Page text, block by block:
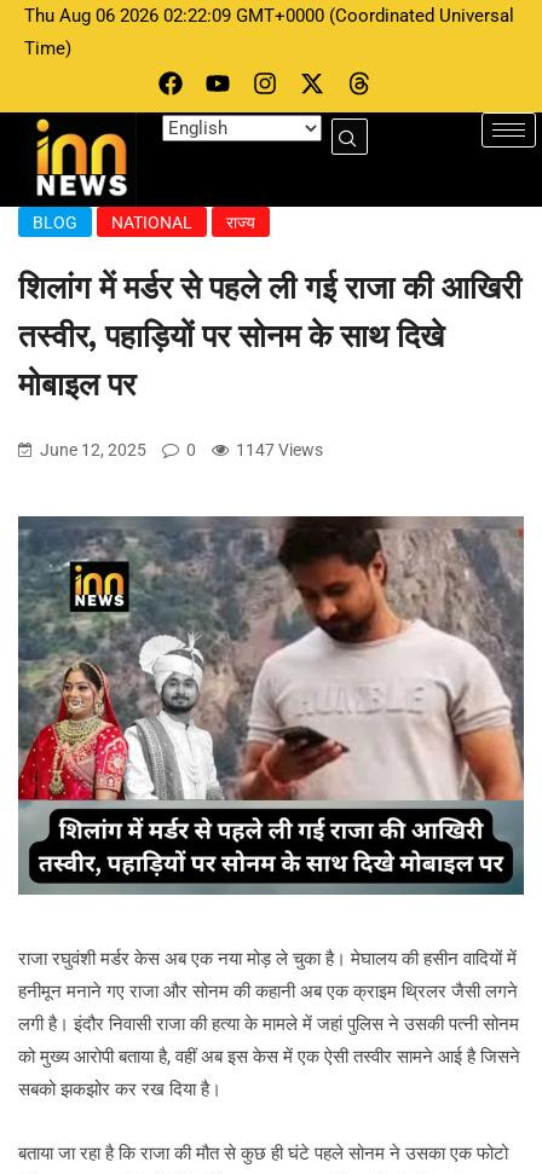
Thu Aug 06 2026 02:22:09 GMT+0000 (Coordinated Universal
Time)
BLOG NATIONAL राज्य
शिलांग में मर्डर से पहले ली गई राजा की आखिरी
तस्वीर, पहाड़ियों पर सोनम के साथ दिखे
मोबाइल पर
June 12, 2025 0 1147 Views
राजा रघुवंशी मर्डर केस अब एक नया मोड़ ले चुका है। मेघालय की हसीन वादियों में
हनीमून मनाने गए राजा और सोनम की कहानी अब एक क्राइम थ्रिलर जैसी लगने
लगी है। इंदौर निवासी राजा की हत्या के मामले में जहां पुलिस ने उसकी पत्नी सोनम
को मुख्य आरोपी बताया है, वहीं अब इस केस में एक ऐसी तस्वीर सामने आई है जिसने
सबको झकझोर कर रख दिया है।
बताया जा रहा है कि राजा की मौत से कुछ ही घंटे पहले सोनम ने उसका एक फोटो